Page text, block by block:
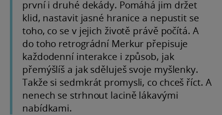
první i druhé dekády. Pomáhá jim držet
klid, nastavit jasné hranice a nepustit se
toho, co se v jejich životě právě počítá. A
do toho retrográdní Merkur přepisuje
každodenní interakce i způsob, jak
přemýšlíš a jak sděluješ svoje myšlenky.
Takže si sedmkrát promysli, co chceš říct. A
nenech se strhnout lacině lákavými
nabídkami.